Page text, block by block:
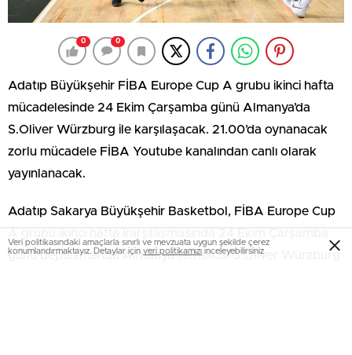
0 0
Adatıp Büyükşehir FİBA Europe Cup A grubu ikinci hafta
mücadelesinde 24 Ekim Çarşamba günü Almanya’da
S.Oliver Würzburg ile karşılaşacak. 21.00’da oynanacak
zorlu mücadele FİBA Youtube kanalından canlı olarak
yayınlanacak.
Adatıp Sakarya Büyükşehir Basketbol, FİBA Europe Cup
günü deplasmanda Almanya temsilcisi S.Oliver Würzburg
Veri politikasındaki amaçlarla sınırlı ve mevzuata uygun şekilde çerez
konumlandırmaktayız. Detaylar için veri politikamızı inceleyebilirsiniz